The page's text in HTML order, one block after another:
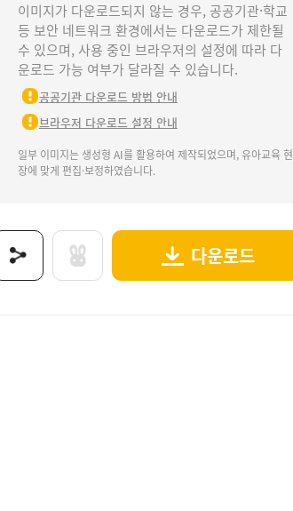
이미지가 다운로드되지 않는 경우, 공공기관·학교
등 보안 네트워크 환경에서는 다운로드가 제한될
수 있으며, 사용 중인 브라우저의 설정에 따라 다
운로드 가능 여부가 달라질 수 있습니다.
공공기관 다운로드 방법 안내
브라우저 다운로드 설정 안내
일부 이미지는 생성형 AI를 활용하여 제작되었으며, 유아교육 현
장에 맞게 편집·보정하였습니다.
다운로드